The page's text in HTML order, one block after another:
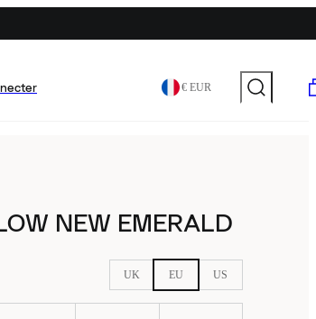
€ EUR
NEW EMERALD
UK EU US